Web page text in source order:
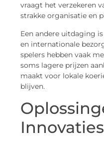
vraagt het verzekeren
strakke organisatie en
Een andere uitdaging
en internationale
spelers hebben vaak
soms lagere prijzen
maakt voor lokale
blijven.
Innovaties